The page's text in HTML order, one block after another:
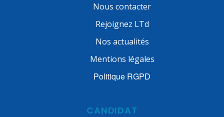
Nous contacter
Rejoignez LTd
Nos actualités
Mentions légales
Politique RGPD
CANDIDAT